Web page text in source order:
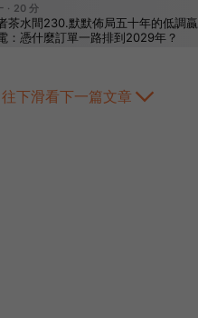
往下滑看下一篇文章